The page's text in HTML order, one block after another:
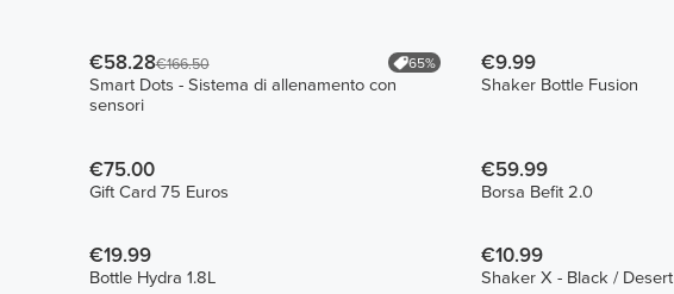
€58.28€166.50 65%
Smart Dots - Sistema di allenamento con
sensori
€9.99
Shaker Bottle Fusion
€75.00
Gift Card 75 Euros
€59.99
Borsa Befit 2.0
€19.99
Bottle Hydra 1.8L
€10.99
Shaker X - Black / Desert